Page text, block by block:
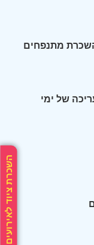
השכרת ציוד לאירועים
מתנפחים
של ימי